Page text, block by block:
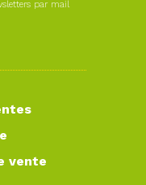
par mail
vente